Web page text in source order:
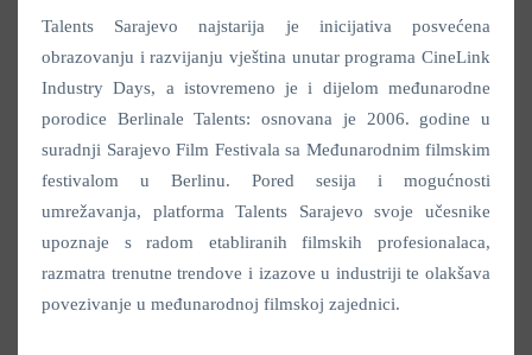
Talents Sarajevo najstarija je inicijativa posvećena
obrazovanju i razvijanju vještina unutar programa CineLink
Industry Days, a istovremeno je i dijelom međunarodne
porodice Berlinale Talents: osnovana je 2006. godine u
suradnji Sarajevo Film Festivala sa Međunarodnim filmskim
festivalom u Berlinu. Pored sesija i mogućnosti
umrežavanja, platforma Talents Sarajevo svoje učesnike
upoznaje s radom etabliranih filmskih profesionalaca,
razmatra trenutne trendove i izazove u industriji te olakšava
povezivanje u međunarodnoj filmskoj zajednici.